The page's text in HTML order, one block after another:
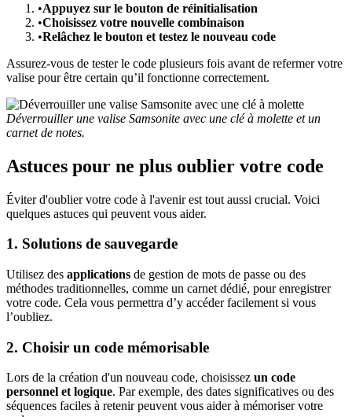
•Appuyez sur le bouton de réinitialisation
•Choisissez votre nouvelle combinaison
•Relâchez le bouton et testez le nouveau code
Assurez-vous de tester le code plusieurs fois avant de refermer votre
valise pour être certain qu’il fonctionne correctement.
Déverrouiller une valise Samsonite avec une clé à molette et un
carnet de notes.
Astuces pour ne plus oublier votre code
Éviter d'oublier votre code à l'avenir est tout aussi crucial. Voici
quelques astuces qui peuvent vous aider.
1. Solutions de sauvegarde
Utilisez des applications de gestion de mots de passe ou des
méthodes traditionnelles, comme un carnet dédié, pour enregistrer
votre code. Cela vous permettra d’y accéder facilement si vous
l’oubliez.
2. Choisir un code mémorisable
Lors de la création d'un nouveau code, choisissez un code
personnel et logique. Par exemple, des dates significatives ou des
séquences faciles à retenir peuvent vous aider à mémoriser votre